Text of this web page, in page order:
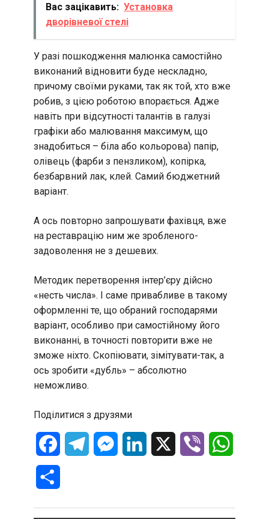
Вас зацікавить: Установка
дворівневої стелі
У разі пошкодження малюнка самостійно
виконаний відновити буде нескладно,
причому своїми руками, так як той, хто вже
робив, з цією роботою впорається. Адже
навіть при відсутності талантів в галузі
графіки або малювання максимум, що
знадобиться – біла або кольорова) папір,
олівець (фарби з пензликом), копірка,
безбарвний лак, клей. Самий бюджетний
варіант.
А ось повторно запрошувати фахівця, вже
на реставрацію ним же зробленого-
задоволення не з дешевих.
Методик перетворення інтер’єру дійсно
«несть числа». І саме привабливе в такому
оформленні те, що обраний господарями
варіант, особливо при самостійному його
виконанні, в точності повторити вже не
зможе ніхто. Скопіювати, зімітувати-так, а
ось зробити «дубль» – абсолютно
неможливо.
Поділитися з друзями
FacebookTelegramMessenger
LinkedIn Viber